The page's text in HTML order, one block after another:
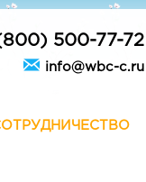
500-77-72
info@wbc-c.ru